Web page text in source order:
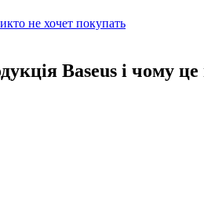
не хочет покупать
Baseus і чому